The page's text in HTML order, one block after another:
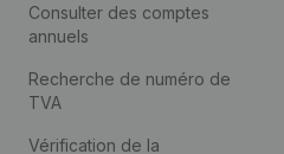
Consulter des comptes
annuels
Recherche de numéro de
TVA
Vérification de la